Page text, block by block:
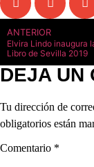
ANTERIOR
Elvira Lindo inaugura
Libro de Sevilla 2019
DEJA UN
Tu dirección de
obligatorios están
Comentario *